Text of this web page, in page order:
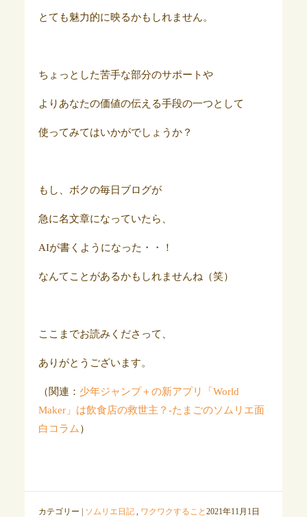
とても魅力的に映るかもしれません。
ちょっとした苦手な部分のサポートや
よりあなたの価値の伝える手段の一つとして
使ってみてはいかがでしょうか？
もし、ボクの毎日ブログが
急に名文章になっていたら、
AIが書くようになった・・！
なんてことがあるかもしれませんね（笑）
ここまでお読みくださって、
ありがとうございます。
（関連： 少年ジャンプ＋の新アプリ「World
Maker」は飲食店の救世主？-たまごのソムリエ面
白コラム ）
カテゴリー | ソムリエ日記, ワクワクすること 2021年11月1日